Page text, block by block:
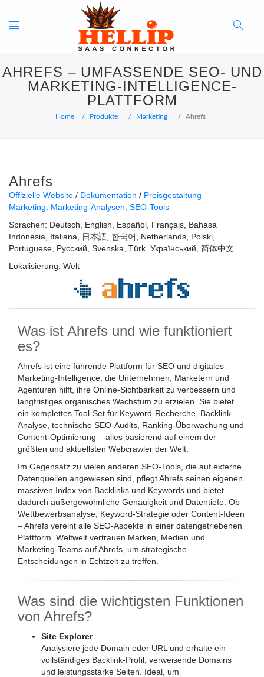
Toggle
navigation
Search
Button
AHREFS – UMFASSENDE SEO- UND
MARKETING-INTELLIGENCE-
PLATTFORM
Home Produkte Marketing Ahrefs
Ahrefs
Offizielle Website Dokumentation
Preisgestaltung
Marketing
Marketing-Analysen SEO-Tools
Sprachen: Deutsch English Español Français Bahasa
Indonesia
Italiana 日本語 한국어 Netherlands Polski
Portuguese Русский Svenska Türk Український 简体中文
Lokalisierung: Welt
Was ist Ahrefs und wie funktioniert
es?
Ahrefs ist eine führende Plattform für SEO und digitales
Marketing-Intelligence, die Unternehmen, Marketern und
Agenturen hilft, ihre Online-Sichtbarkeit zu verbessern und
langfristiges organisches Wachstum zu erzielen. Sie bietet
ein komplettes Tool-Set für Keyword-Recherche, Backlink-
Analyse, technische SEO-Audits, Ranking-Überwachung und
Content-Optimierung – alles basierend auf einem der
größten und aktuellsten Webcrawler der Welt.
Im Gegensatz zu vielen anderen SEO-Tools, die auf externe
Datenquellen angewiesen sind, pflegt Ahrefs seinen eigenen
massiven Index von Backlinks und Keywords und bietet
dadurch außergewöhnliche Genauigkeit und Datentiefe. Ob
Wettbewerbsanalyse, Keyword-Strategie oder Content-Ideen
– Ahrefs vereint alle SEO-Aspekte in einer datengetriebenen
Plattform. Weltweit vertrauen Marken, Medien und
Marketing-Teams auf Ahrefs, um strategische
Entscheidungen in Echtzeit zu treffen.
Was sind die wichtigsten Funktionen
von Ahrefs?
Site Explorer
Analysiere jede Domain oder URL und erhalte ein
vollständiges Backlink-Profil, verweisende Domains
und leistungsstarke Seiten. Ideal, um